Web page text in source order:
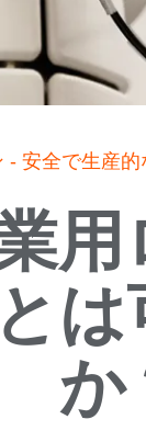
- 安全で生産的
は
か